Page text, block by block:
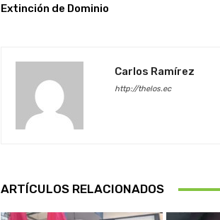
Extinción de Dominio
Carlos Ramírez
http://thelos.ec
ARTÍCULOS RELACIONADOS